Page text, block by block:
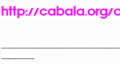
http://cabala.org/
-----------